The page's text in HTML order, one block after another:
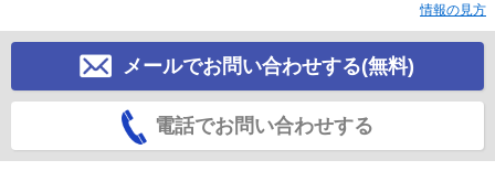
情報の見方
メールでお問い合わせする(無料)
電話でお問い合わせする